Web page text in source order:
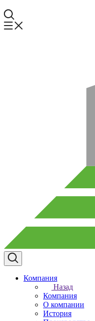
Компания
Назад
Компания
О компании
История